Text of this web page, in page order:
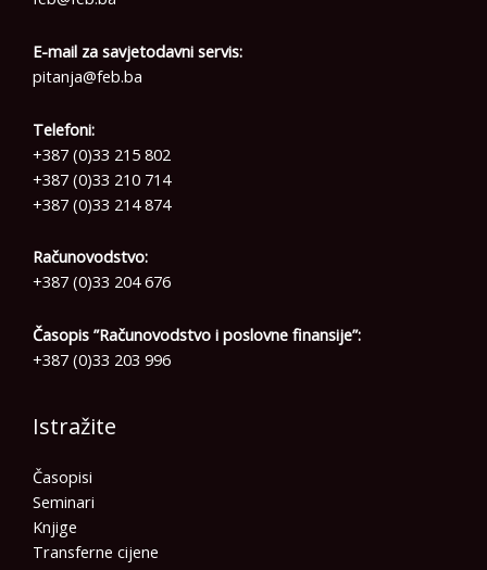
E-mail za savjetodavni servis:
pitanja@feb.ba
Telefoni:
+387 (0)33 215 802
+387 (0)33 210 714
+387 (0)33 214 874
Računovodstvo:
+387 (0)33 204 676
Časopis ”Računovodstvo i poslovne finansije”:
+387 (0)33 203 996
Istražite
Časopisi
Seminari
Knjige
Transferne cijene